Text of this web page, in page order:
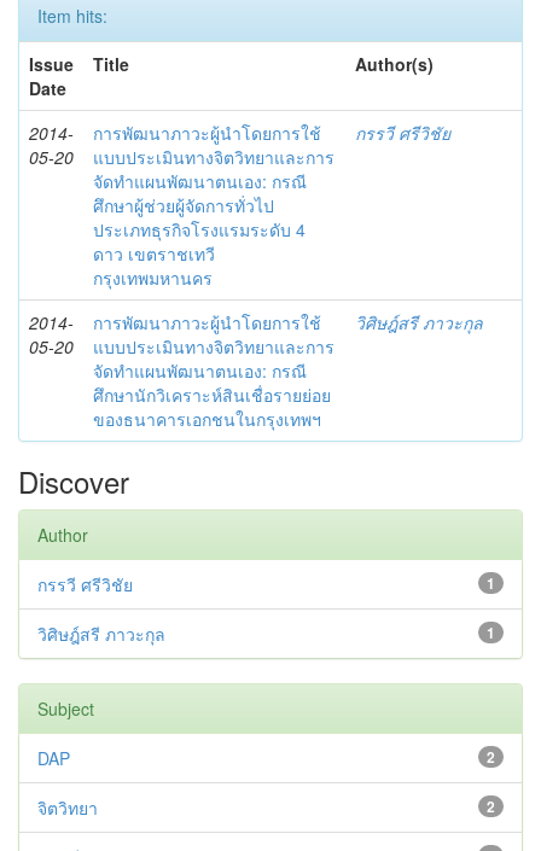
Item hits:
Issue
Date
Title Author(s)
2014-
05-20
การพัฒนาภาวะผู้นำโดยการใช้
แบบประเมินทางจิตวิทยาและการ
จัดทำแผนพัฒนาตนเอง: กรณี
ศึกษาผู้ช่วยผู้จัดการทั่วไป
ประเภทธุรกิจโรงแรมระดับ 4
ดาว เขตราชเทวี
กรุงเทพมหานคร
กรรวี ศรีวิชัย
2014-
05-20
การพัฒนาภาวะผู้นำโดยการใช้
แบบประเมินทางจิตวิทยาและการ
จัดทำแผนพัฒนาตนเอง: กรณี
ศึกษานักวิเคราะห์สินเชื่อรายย่อย
ของธนาคารเอกชนในกรุงเทพฯ
วิศิษฎ์สรี ภาวะกุล
Discover
Author
1
กรรวี ศรีวิชัย
1
วิศิษฎ์สรี ภาวะกุล
Subject
2
DAP
2
จิตวิทยา